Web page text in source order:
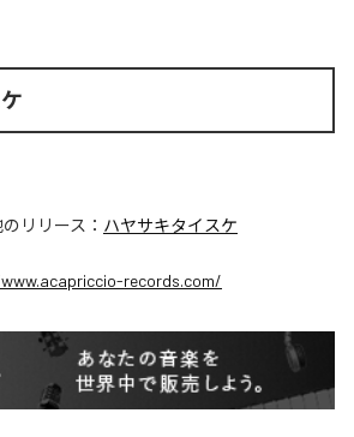
リリース： ハヤサキタイスケ
records.com/